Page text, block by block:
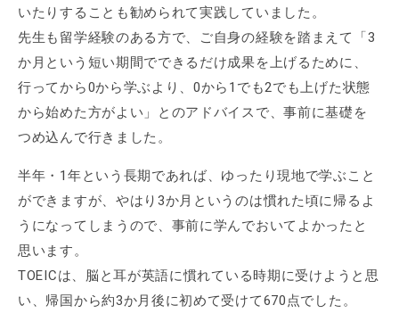
いたりすることも勧められて実践していました。
先生も留学経験のある方で、ご自身の経験を踏まえて「3
か月という短い期間でできるだけ成果を上げるために、
行ってから0から学ぶより、0から1でも2でも上げた状態
から始めた方がよい」とのアドバイスで、事前に基礎を
つめ込んで行きました。
半年・1年という長期であれば、ゆったり現地で学ぶこと
ができますが、やはり3か月というのは慣れた頃に帰るよ
うになってしまうので、事前に学んでおいてよかったと
思います。
TOEICは、脳と耳が英語に慣れている時期に受けようと思
い、帰国から約3か月後に初めて受けて670点でした。